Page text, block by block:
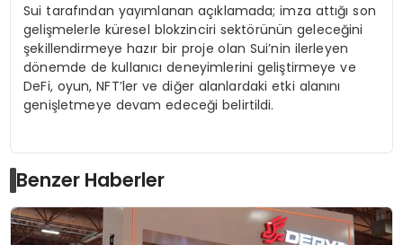
Sui tarafından yayımlanan açıklamada; imza attığı son
gelişmelerle küresel blokzinciri sektörünün geleceğini
şekillendirmeye hazır bir proje olan Sui’nin ilerleyen
dönemde de kullanıcı deneyimlerini geliştirmeye ve
DeFi, oyun, NFT’ler ve diğer alanlardaki etki alanını
genişletmeye devam edeceği belirtildi.
Benzer Haberler